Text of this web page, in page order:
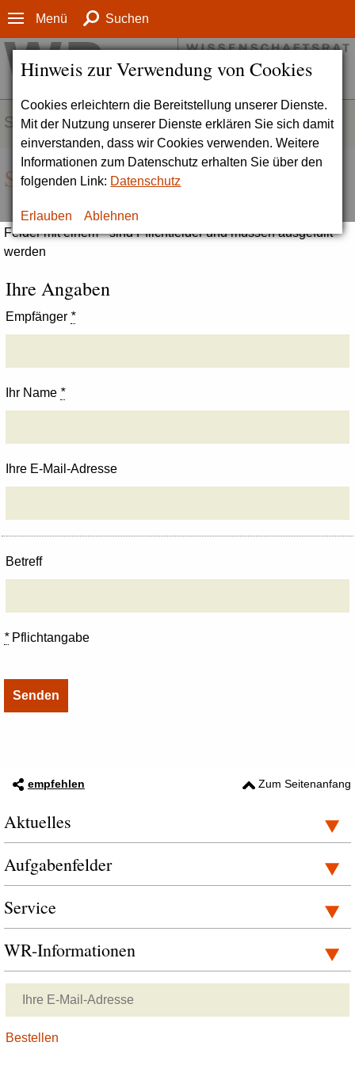
Hinweis zur Verwendung von Cookies
Cookies erleichtern die Bereitstellung unserer Dienste.
Mit der Nutzung unserer Dienste erklären Sie sich damit
einverstanden, dass wir Cookies verwenden. Weitere
Informationen zum Datenschutz erhalten Sie über den
folgenden Link: Datenschutz
Erlauben Ablehnen
Menü Suchen
SERVICE
Seite empfehlen
Felder mit einem * sind Pflichtfelder und müssen ausgefüllt
werden
Ihre Angaben
Empfänger *
Ihr Name *
Ihre E-Mail-Adresse
Betreff
*Pflichtangabe
empfehlen Zum Seitenanfang
Aktuelles
Aufgabenfelder
Service
WR-Informationen